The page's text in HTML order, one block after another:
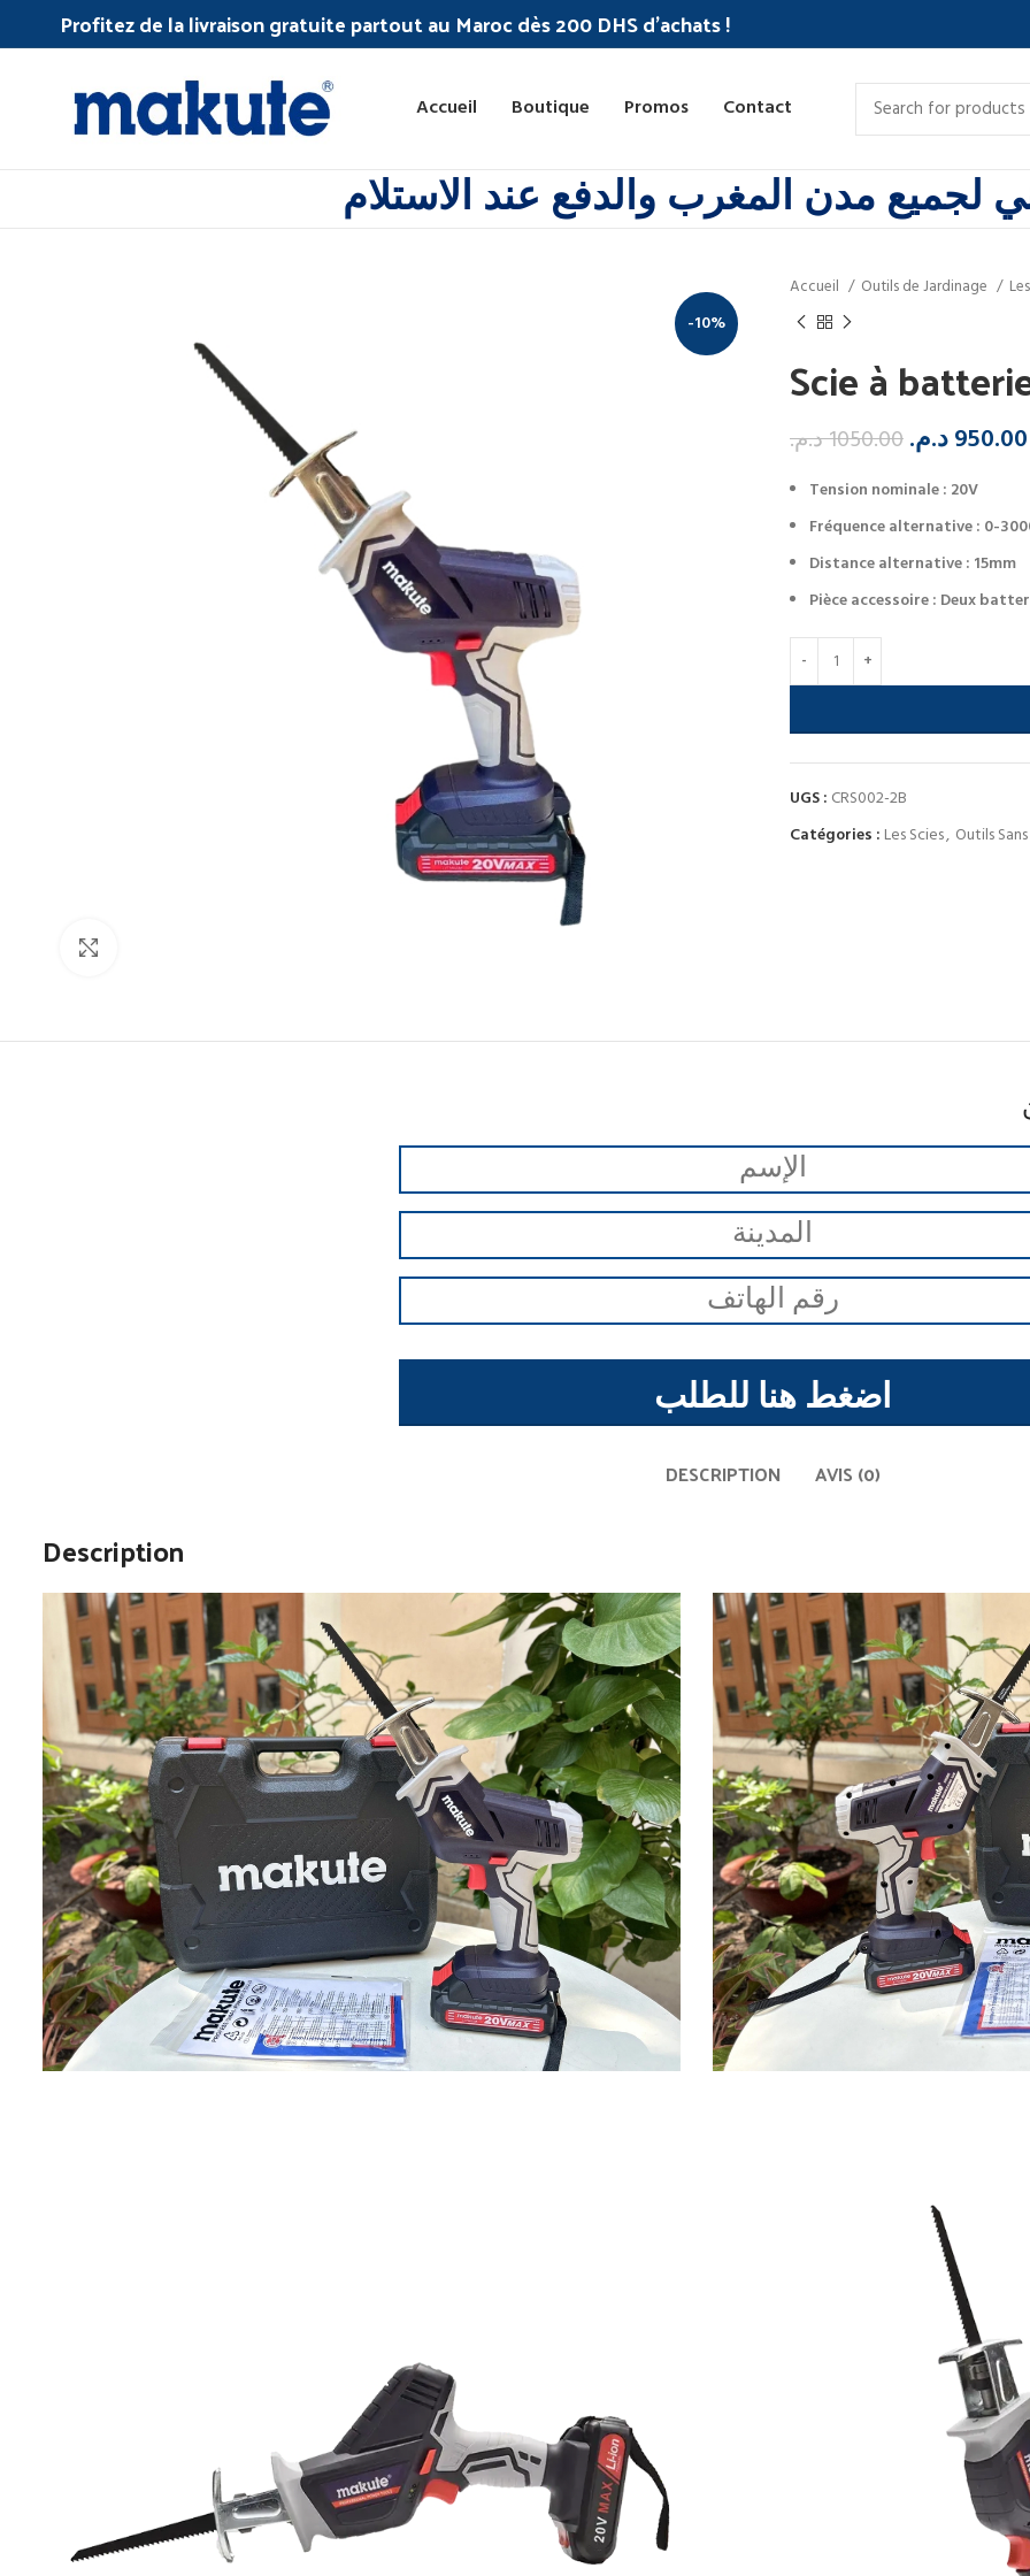
Profitez de la livraison gratuite partout au Maroc dès 200 DHS d'achats !
Accueil Boutique Promos Contact
لجميع مدن المغرب والدفع عند الاستلام
-10%
Accueil Outils de Jardinage
Scie à
1050.00د.م. 950.00د.م.
Tension nominale : 20V
Fréquence alternative : 0-
Distance alternative : 15mm
Pièce accessoire : Deux
UGS : CRS002-2B
Catégories : Les Scies, Outils
اضغط هنا للطلب
DESCRIPTION AVIS (0)
Description